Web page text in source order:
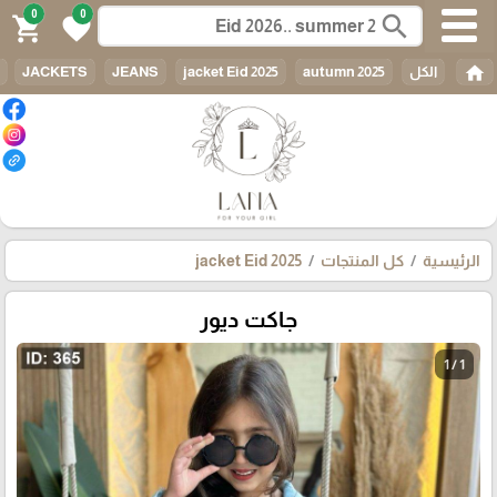
search
0
favorite
0
shopping_cart
home الكل JACKETS JEANS jacket Eid 2025 autumn 2025
الرئيسية كل المنتجات jacket Eid 2025
جاكت ديور
1 / 1